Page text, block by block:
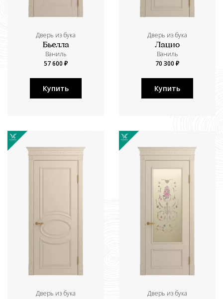
Дверь из бука
Бьелла
Ваниль
57 600 ₽
Купить
Дверь из бука
Лацио
Ваниль
70 300 ₽
Купить
Дверь из бука Дверь из бука